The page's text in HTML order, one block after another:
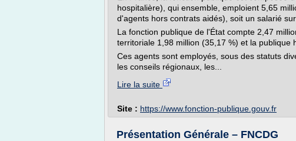
hospitalière), qui ensemble, emploient 5,65
d'agents hors contrats aidés), soit un salarié sur
La fonction publique de l'État compte 2,47
territoriale 1,98 million (35,17 %) et la publique
Ces agents sont employés, sous des statuts
les conseils régionaux, les...
Lire la suite
Site : https://www.fonction-publique.gouv.fr
Présentation Générale – FNCDG